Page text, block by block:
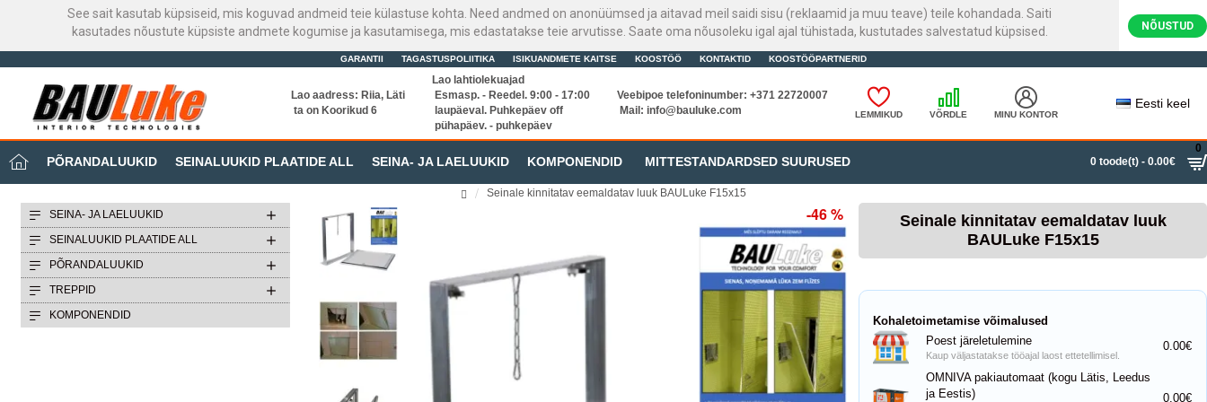
See sait kasutab küpsiseid, mis koguvad andmeid teie külastuse kohta. Need andmed on anonüümsed ja aitavad meil saidi sisu (reklaamid ja muu teave) teile kohandada. Saiti
kasutades nõustute küpsiste andmete kogumise ja kasutamisega, mis edastatakse teie arvutisse. Saate oma nõusoleku igal ajal tühistada, kustutades salvestatud küpsised.
NÕUSTUD
GARANTII TAGASTUSPOLIITIKA ISIKUANDMETE KAITSE KOOSTÖÖ KONTAKTID KOOSTÖÖPARTNERID
Lao aadress: Riia, Läti
ta on Koorikud 6
Lao lahtiolekuajad
Esmasp. - Reedel. 9:00 - 17:00
laupäeval. Puhkepäev off
pühapäev. - puhkepäev
Veebipoe telefoninumber: +371 22720007
Mail: info@bauluke.com LEMMIKUD VÕRDLE MINU KONTOR
Eesti keel
PÕRANDALUUKID SEINALUUKID PLAATIDE ALL SEINA- JA LAELUUKID KOMPONENDID MITTESTANDARDSED SUURUSED 0 toode(t) - 0.00€
0
Seinale kinnitatav eemaldatav luuk BAULuke F15x15
SEINA- JA LAELUUKID
SEINALUUKID PLAATIDE ALL
PÕRANDALUUKID
TREPPID
KOMPONENDID
-46 %
Seinale kinnitatav eemaldatav luuk
BAULuke F15x15
Kohaletoimetamise võimalused
Poest järeletulemine
Kaup väljastatakse tööajal laost ettetellimisel.
0.00€
OMNIVA pakiautomaat (kogu Lätis, Leedus
ja Eestis)
0.00€